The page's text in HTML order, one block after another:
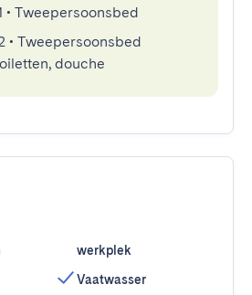
• Tweepersoonsbed
• Tweepersoonsbed
douche
werkplek
Vaatwasser